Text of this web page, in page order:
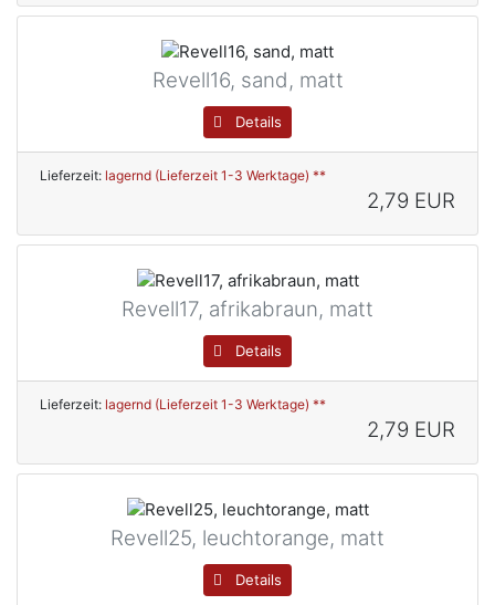
Revell16, sand, matt
Details
Lieferzeit: lagernd (Lieferzeit 1-3 Werktage) **
2,79 EUR
Revell17, afrikabraun, matt
Details
Lieferzeit: lagernd (Lieferzeit 1-3 Werktage) **
2,79 EUR
Revell25, leuchtorange, matt
Details